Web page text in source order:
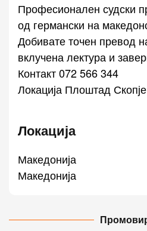
Професионален судски
од германски на
Добивате точен превод
вклучена лектура и
Контакт 072 566 344
Локација Плоштад Скопје
Локација
Македонија
Македонија